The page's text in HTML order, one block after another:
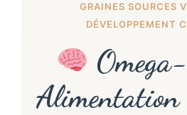
GRAINES SOURCES
DÉVELOPPEMENT
Alimentation